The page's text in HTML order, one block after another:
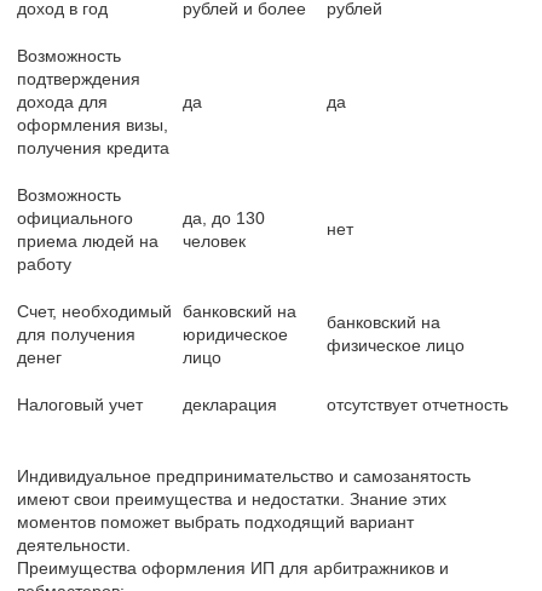
доход в год рублей и более рублей
Возможность
подтверждения
дохода для
оформления визы,
получения кредита
да да
Возможность
официального
приема людей на
работу
да, до 130
человек
нет
Счет, необходимый
для получения
денег
банковский на
юридическое
лицо
банковский на
физическое лицо
Налоговый учет декларация отсутствует отчетность
Индивидуальное предпринимательство и самозанятость
имеют свои преимущества и недостатки. Знание этих
моментов поможет выбрать подходящий вариант
деятельности.
Преимущества оформления ИП для арбитражников и